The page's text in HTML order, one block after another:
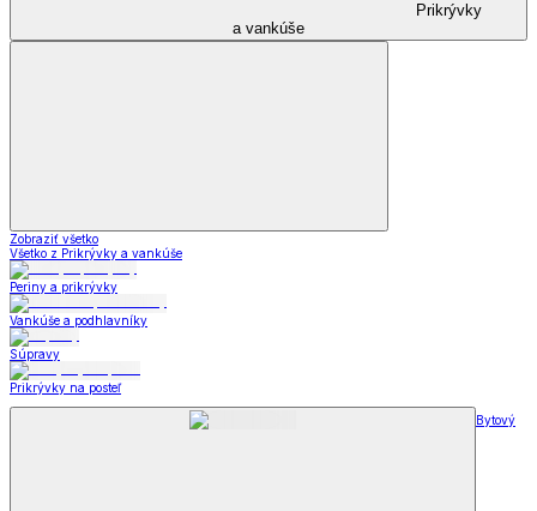
Prikrývky
a vankúše
Zobraziť všetko
Všetko z Prikrývky a vankúše
Periny a prikrývky
Vankúše a podhlavníky
Súpravy
Prikrývky na posteľ
Bytový